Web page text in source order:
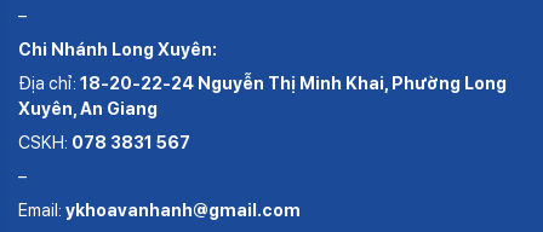
–
Chi Nhánh Long Xuyên:
Địa chỉ: 18-20-22-24 Nguyễn Thị Minh Khai, Phường Long
Xuyên, An Giang
CSKH: 078 3831 567
–
Email: ykhoavanhanh@gmail.com